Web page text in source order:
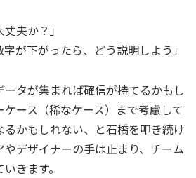
夫か？」
字が下がったら、どう説明しよう」
タが集まれば確信が持てるかもし
ース（稀なケース）まで考慮して
かもしれない、と石橋を叩き続け
デザイナーの手は止まり、チーム
きます。